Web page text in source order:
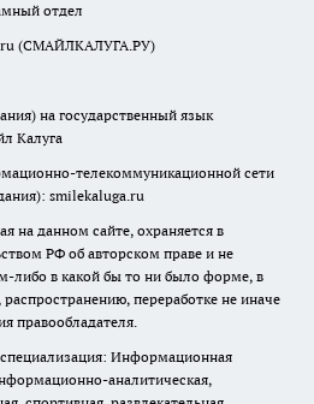
отдел
(СМАЙЛКАЛУГА.РУ)
на государственный язык
Калуга
телекоммуникационной сети
smilekaluga.ru
на данном сайте, охраняется в
РФ об авторском праве и не
либо в какой бы то ни было форме, в
переработке не иначе
правообладателя.
Информационная
аналитическая,